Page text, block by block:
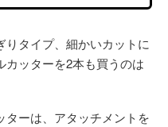
りタイプ、細かいカットに
カッターを2本も買うのは
ターは、アタッチメントを